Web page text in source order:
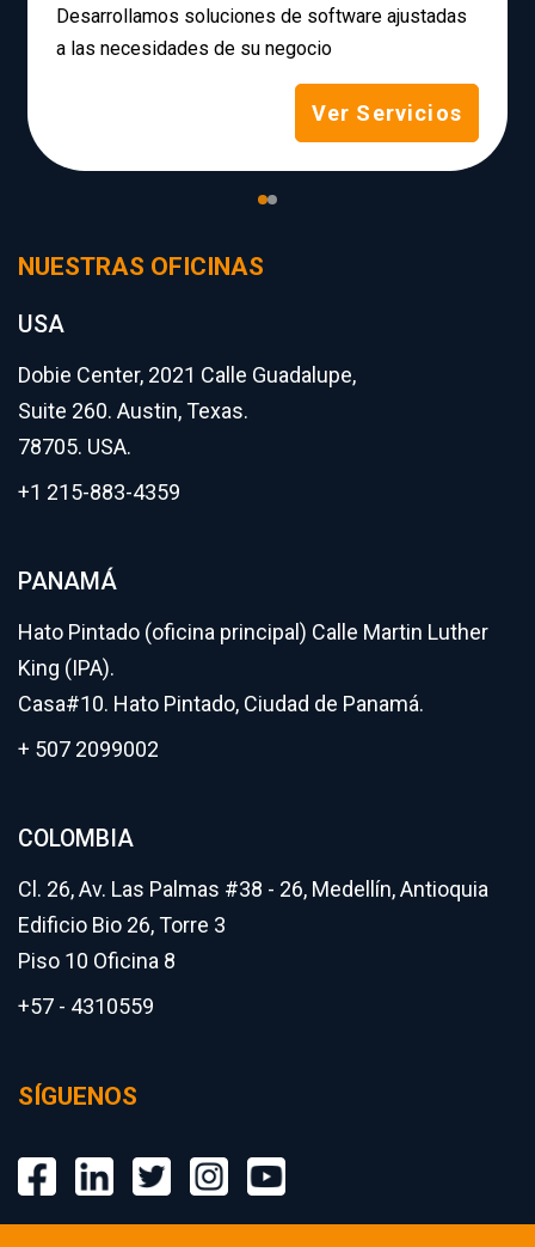
Desarrollamos soluciones de software ajustadas
a las necesidades de su negocio
Ver Servicios
NUESTRAS OFICINAS
USA
Dobie Center, 2021 Calle Guadalupe,
Suite 260. Austin, Texas.
78705. USA.
+1 215-883-4359
PANAMÁ
Hato Pintado (oficina principal) Calle Martin Luther
King (IPA).
Casa#10. Hato Pintado, Ciudad de Panamá.
+ 507 2099002
COLOMBIA
Cl. 26, Av. Las Palmas #38 - 26, Medellín, Antioquia
Edificio Bio 26, Torre 3
Piso 10 Oficina 8
+57 - 4310559
SÍGUENOS